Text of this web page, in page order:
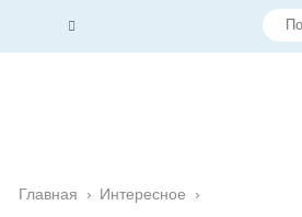
Главная › Интересное ›